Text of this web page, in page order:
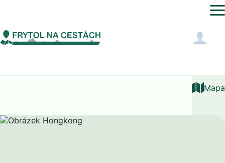
Asie Hongkong
Mapa